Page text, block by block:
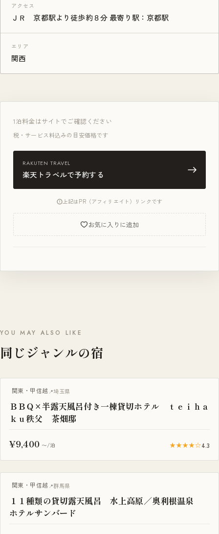
アクセス
ＪＲ 京都駅より徒歩約８分 最寄り駅：京都駅
エリア
関西
1泊料金はサイトでご確認ください
税・サービス料込みの目安価格です
RAKUTEN TRAVEL
楽天トラベルで予約する
上記はPR（アフィリエイト）リンクです
お気に入りに追加
YOU MAY ALSO LIKE
同じジャンルの宿
BBQ・焚き火
関東・甲信越 埼玉県
ＢＢＱ×半露天風呂付き一棟貸切ホテル ｔｅｉｈａ
ｋｕ秩父 茶畑邸
¥9,400 〜/泊 ★★★★☆4.3
一棟貸し
関東・甲信越 群馬県
１１種類の貸切露天風呂 水上高原／奥利根温泉
ホテルサンバード